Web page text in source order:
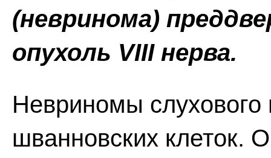
(невринома)
опухоль VIII нерва.
Невриномы слухового
шванновских клеток.